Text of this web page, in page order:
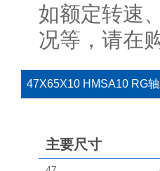
如额定转速
况等，请在
47X65X10 HMSA10 RG
主要尺寸